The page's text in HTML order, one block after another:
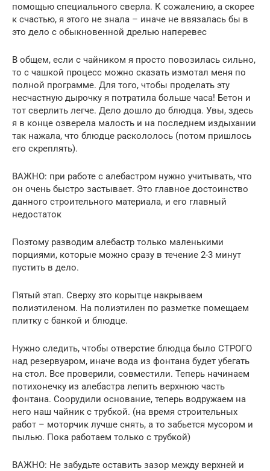
помощью специального сверла. К сожалению, а скорее
к счастью, я этого не знала – иначе не ввязалась бы в
это дело с обыкновенной дрелью наперевес
В общем, если с чайником я просто повозилась сильно,
то с чашкой процесс можно сказать измотал меня по
полной программе. Для того, чтобы проделать эту
несчастную дырочку я потратила больше часа! Бетон и
тот сверлить легче. Дело дошло до блюдца. Увы, здесь
я в конце озверела малость и на последнем издыхании
так нажала, что блюдце раскололось (потом пришлось
его скреплять).
ВАЖНО: при работе с алебастром нужно учитывать, что
он очень быстро застывает. Это главное достоинство
данного строительного материала, и его главный
недостаток
Поэтому разводим алебастр только маленькими
порциями, которые можно сразу в течение 2-3 минут
пустить в дело.
Пятый этап. Сверху это корытце накрываем
полиэтиленом. На полиэтилен по разметке помещаем
плитку с банкой и блюдце.
Нужно следить, чтобы отверстие блюдца было СТРОГО
над резервуаром, иначе вода из фонтана будет убегать
на стол. Все проверили, совместили. Теперь начинаем
потихонечку из алебастра лепить верхнюю часть
фонтана. Соорудили основание, теперь водружаем на
него наш чайник с трубкой. (на время строительных
работ – моторчик лучше снять, а то забьется мусором и
пылью. Пока работаем только с трубкой)
ВАЖНО: Не забудьте оставить зазор между верхней и